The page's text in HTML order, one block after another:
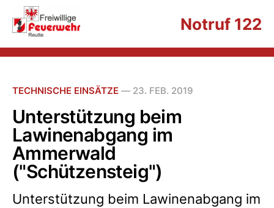
Notruf 122
TECHNISCHE EINSÄTZE — 23. FEB. 2019
Unterstützung beim
Lawinenabgang im
Ammerwald
("Schützensteig")
Unterstützung beim Lawinenabgang im